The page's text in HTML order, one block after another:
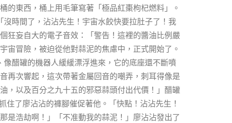
的東西，桶上用毛筆寫著「極品紅棗枸杞燃料」。
時間了，沾沾先生！宇宙水餃快要拉肚子了！我
狂妄自大的電子音效：「警告！這裡的醬油比例嚴
宙冒險，被迫從他對蒜泥的焦慮中，正式開始了。
像醋罐的機器人緩緩漂浮進來，它的底座還不斷噴
再次響起，這次帶著金屬回音的嘲弄，刺耳得像是
，以及百分之九十五的邪惡蒜頭付出代價！」醋罐
了廖沾沾的褲腳催促著他。「快點！沾沾先生！
是浩劫啊！」「不准動我的蒜泥！」廖沾沾發出了